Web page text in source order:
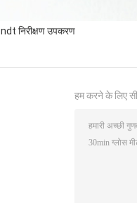
ndt निरीक्षण उपकरण
हम करने के लिए